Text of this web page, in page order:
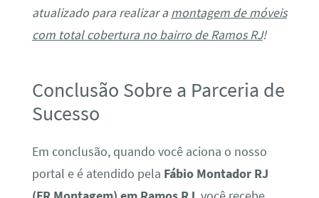
atualizado para realizar a montagem de móveis
com total cobertura no bairro de Ramos RJ!
Conclusão Sobre a Parceria de
Sucesso
Em conclusão, quando você aciona o nosso
portal e é atendido pela Fábio Montador RJ